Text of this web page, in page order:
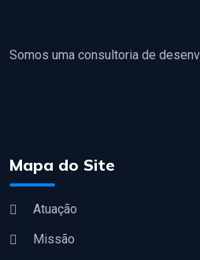
Somos uma consultoria de
Mapa do Site
Atuação
Missão